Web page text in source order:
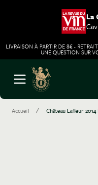
La
LIVRAISON À PARTIR DE 8€ -
UNE QUESTION SUR
Aller au contenu
Ouvrir le menu
Accueil / Château Lafleur 2014